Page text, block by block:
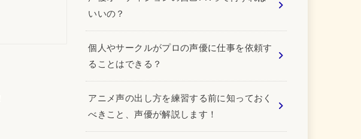
いいの？
個人やサークルがプロの声優に仕事を依頼す
ることはできる？
アニメ声の出し方を練習する前に知っておく
べきこと、声優が解説します！